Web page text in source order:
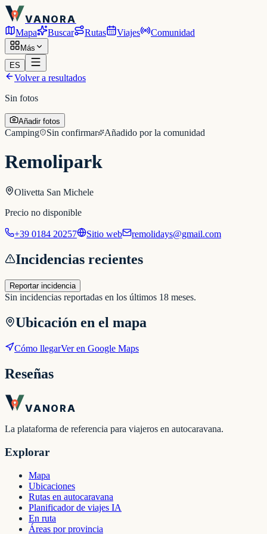
VANORA
Mapa Buscar Rutas Viajes Comunidad
Más
ES
Volver a resultados
Sin fotos
Añadir fotos
Camping Sin confirmar Añadido por la comunidad
Remolipark
Olivetta San Michele
Precio no disponible
+39 0184 20257 Sitio web remolidays@gmail.com
Incidencias recientes
Reportar incidencia
Sin incidencias reportadas en los últimos 18 meses.
Ubicación en el mapa
Cómo llegarVer en Google Maps
Reseñas
VANORA
La plataforma de referencia para viajeros en autocaravana.
Explorar
Mapa
Ubicaciones
Rutas en autocaravana
Planificador de viajes IA
En ruta
Áreas por provincia